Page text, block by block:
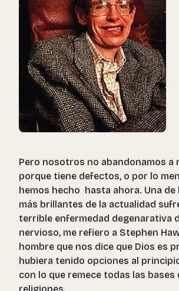
Pero nosotros no abandonamos a
porque tiene defectos, o por lo
hemos hecho hasta ahora. Una de
más brillantes de la actualidad
terrible enfermedad degenarativa
nervioso, me refiero a Stephen
hombre que nos dice que Dios es
hubiera tenido opciones al
con lo que remece todas las bases
religiones.